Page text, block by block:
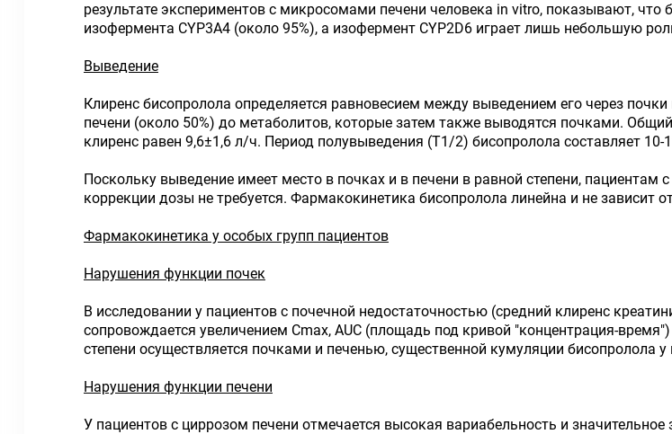
результате экспериментов с микросомами печени человека in vitro, показывают,
изофермента CYP3A4 (около 95%), а изофермент CYP2D6 играет лишь небольшую
Выведение
Клиренс бисопролола определяется равновесием между выведением его через
печени (около 50%) до метаболитов, которые затем также выводятся почками.
клиренс равен 9,6±1,6 л/ч. Период полувыведения (Т1/2) бисопролола составляет 10-
Поскольку выведение имеет место в почках и в печени в равной степени,
коррекции дозы не требуется. Фармакокинетика бисопролола линейна и не зависит
Фармакокинетика у особых групп пациентов
Нарушения функции почек
В исследовании у пациентов с почечной недостаточностью (средний клиренс
сопровождается увеличением Сmах, AUC (площадь под кривой "концентрация-
степени осуществляется почками и печенью, существенной кумуляции бисопролола
Нарушения функции печени
У пациентов с циррозом печени отмечается высокая вариабельность и